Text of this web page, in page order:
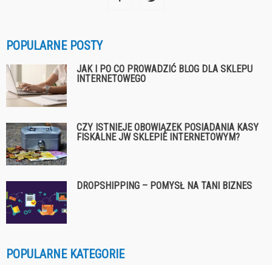
POPULARNE POSTY
JAK I PO CO PROWADZIĆ BLOG DLA SKLEPU
INTERNETOWEGO
CZY ISTNIEJE OBOWIĄZEK POSIADANIA KASY
FISKALNE JW SKLEPIE INTERNETOWYM?
DROPSHIPPING – POMYSŁ NA TANI BIZNES
POPULARNE KATEGORIE